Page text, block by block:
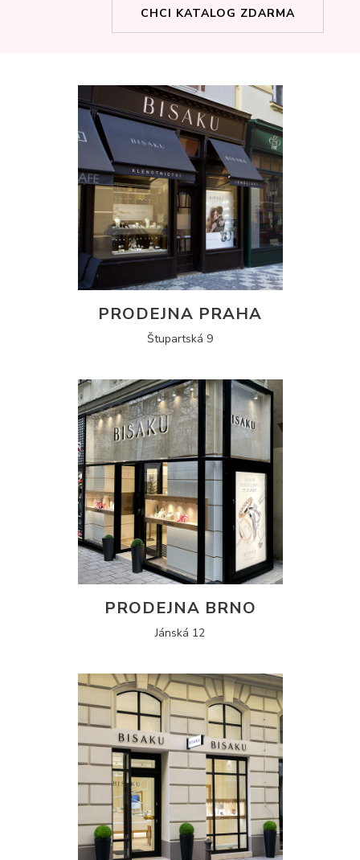
CHCI KATALOG ZDARMA
PRODEJNA PRAHA
Štupartská 9
PRODEJNA BRNO
Jánská 12